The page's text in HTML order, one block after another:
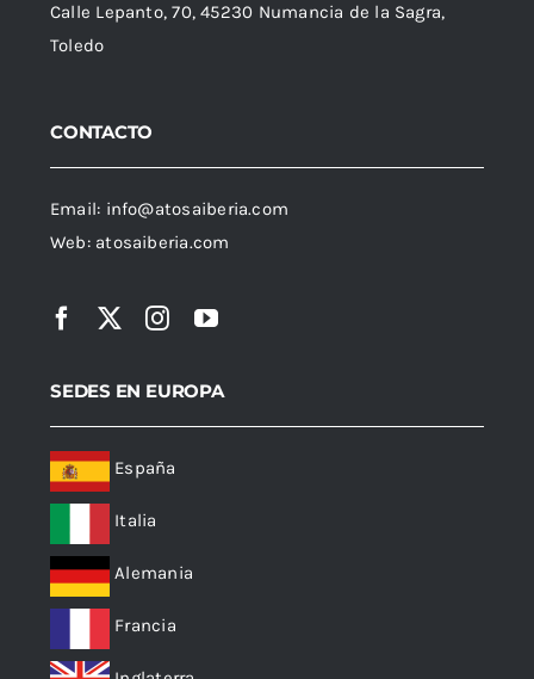
Calle Lepanto, 70, 45230 Numancia de la Sagra,
Toledo
CONTACTO
Email: info@atosaiberia.com
Web: atosaiberia.com
SEDES EN EUROPA
España
Italia
Alemania
Francia